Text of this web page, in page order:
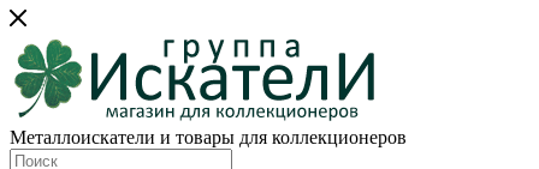
Металлоискатели и товары для коллекционеров